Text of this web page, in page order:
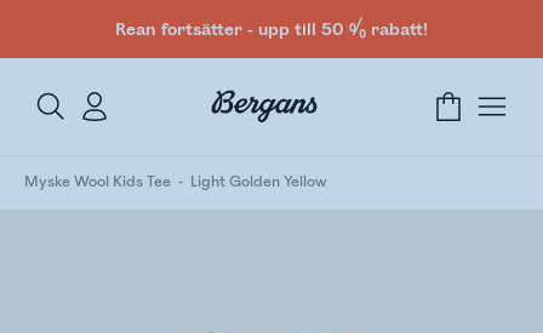
Rean fortsätter - upp till 50 % rabatt!
Myske Wool Kids Tee Light Golden Yellow